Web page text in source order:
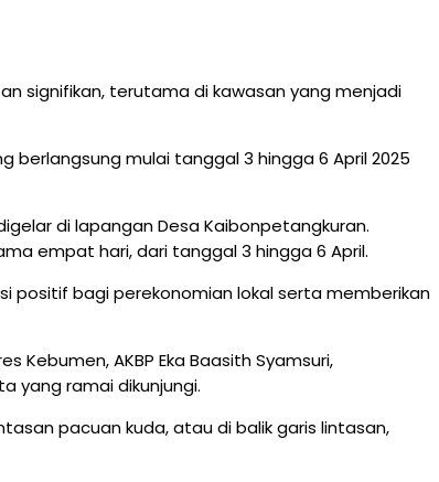
signifikan, terutama di kawasan yang menjadi
mulai tanggal 3 hingga 6 April 2025
di lapangan Desa Kaibonpetangkuran.
empat hari, dari tanggal 3 hingga 6 April.
positif bagi perekonomian lokal serta memberikan
Kebumen, AKBP Eka Baasith Syamsuri,
yang ramai dikunjungi.
pacuan kuda, atau di balik garis lintasan,